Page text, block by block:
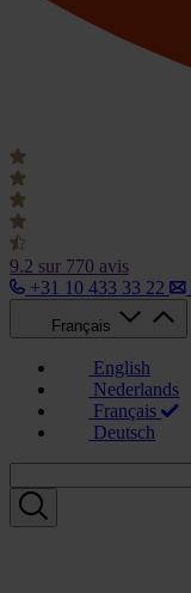
9.2 sur 770 avis
+31 10 433 33 22
Français
English
Nederlands
Français
Deutsch